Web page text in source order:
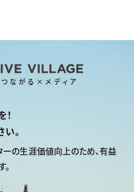
ながる×メディア
。
ーの生涯価値向上のため、有益